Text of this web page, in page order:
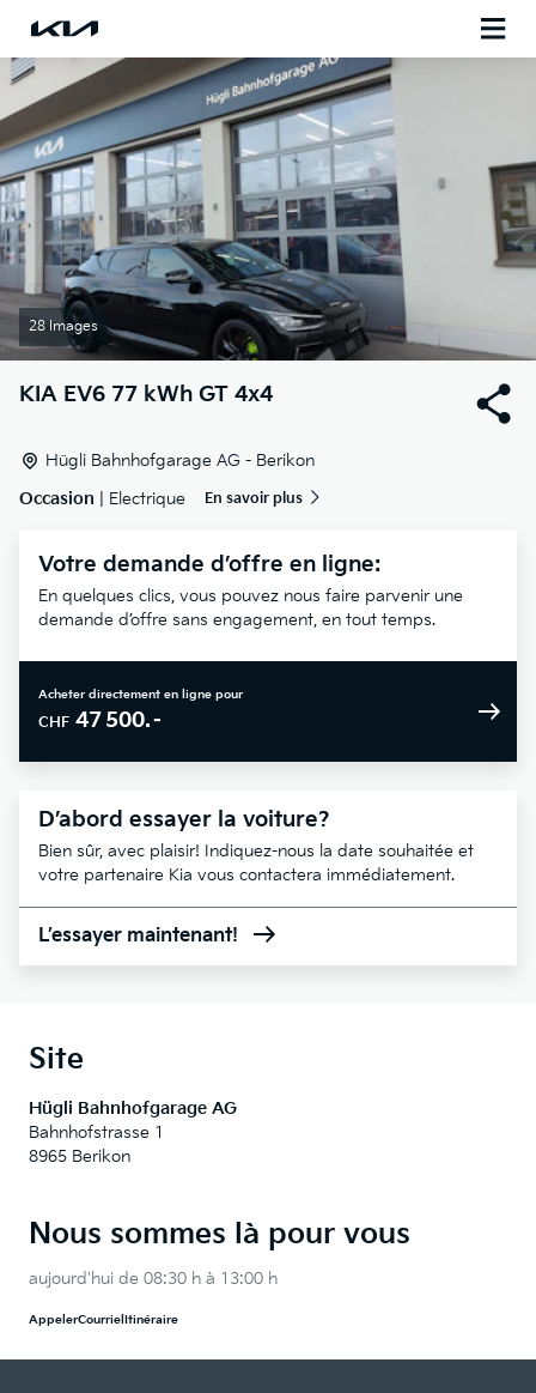
28 Images
KIA EV6 77 kWh GT 4x4
Hügli Bahnhofgarage AG - Berikon
Occasion | Electrique En savoir plus
Votre demande d’offre en ligne:
En quelques clics, vous pouvez nous faire parvenir une
demande d’offre sans engagement, en tout temps.
Acheter directement en ligne pour
CHF 47 500.–
D’abord essayer la voiture?
Bien sûr, avec plaisir! Indiquez-nous la date souhaitée et
votre partenaire Kia vous contactera immédiatement.
L’essayer maintenant!
Site
Hügli Bahnhofgarage AG
Bahnhofstrasse 1
8965 Berikon
Nous sommes là pour vous
aujourd'hui de 08:30 h à 13:00 h
AppelerCourriel Itinéraire